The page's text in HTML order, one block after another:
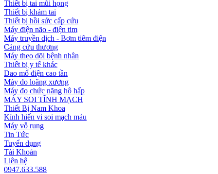
Thiết bị tai mũi họng
Thiết bị khám tai
Thiết bị hồi sức cấp cứu
Máy điện não - điện tim
Máy truyền dịch - Bơm tiêm điện
Cáng cứu thương
Máy theo dõi bệnh nhân
Thiết bị y tế khác
Dao mổ điện cao tần
Máy đo loãng xương
Máy đo chức năng hô hấp
MÁY SOI TĨNH MẠCH
Thiết Bị Nam Khoa
Kính hiển vi soi mạch máu
Máy vỗ rung
Tin Tức
Tuyển dụng
Tài Khoản
Liên hệ
0947.633.588